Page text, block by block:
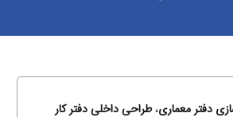
دفتر معماری،طراحی داخلی دفتر کار